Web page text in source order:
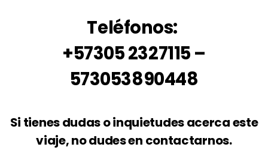
Teléfonos:
+57305 2327115 –
573053890448
Si tienes dudas o inquietudes acerca este
viaje, no dudes en contactarnos.